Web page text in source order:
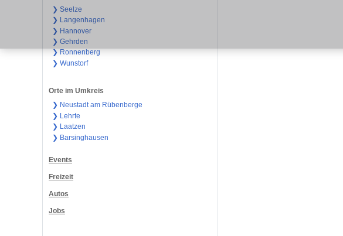
❯ Seelze
❯ Langenhagen
❯ Hannover
❯ Gehrden
❯ Ronnenberg
❯ Wunstorf
Orte im Umkreis
❯ Neustadt am Rübenberge
❯ Lehrte
❯ Laatzen
❯ Barsinghausen
Events
Freizeit
Autos
Jobs